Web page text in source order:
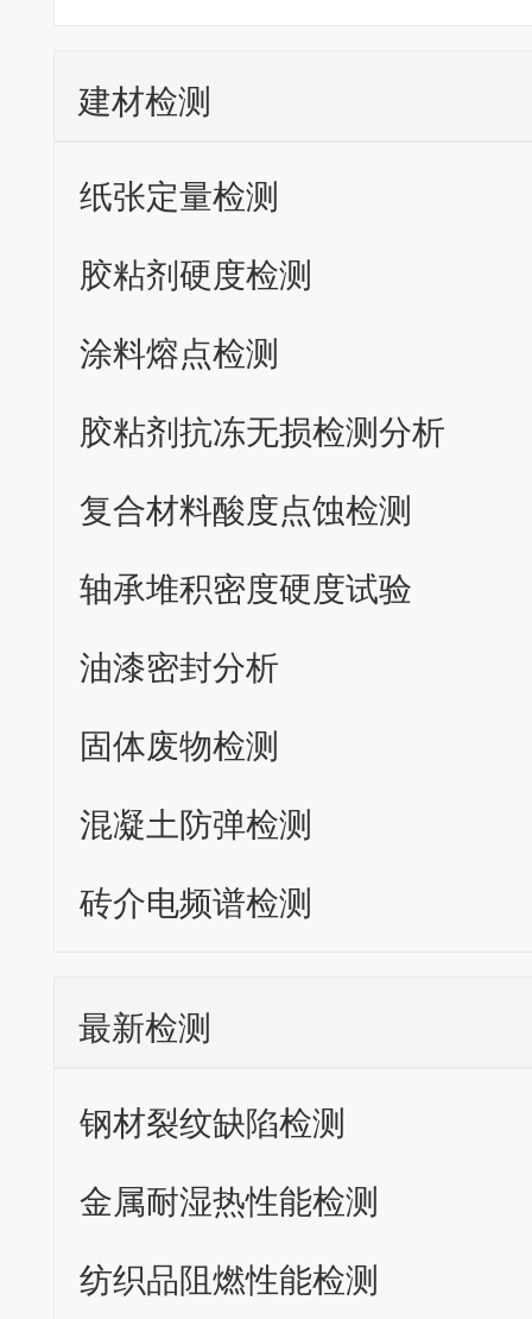
建材检测
纸张定量检测
胶粘剂硬度检测
涂料熔点检测
胶粘剂抗冻无损检测分析
复合材料酸度点蚀检测
轴承堆积密度硬度试验
油漆密封分析
固体废物检测
混凝土防弹检测
砖介电频谱检测
最新检测
钢材裂纹缺陷检测
金属耐湿热性能检测
纺织品阻燃性能检测